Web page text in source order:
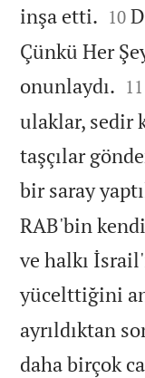
inşa etti. 

10
Çünkü Her
onunlaydı. 

11
ulaklar, sedir
taşçılar
bir saray
RAB'bin
ve halkı
yücelttiğini
ayrıldıktan
daha birçok